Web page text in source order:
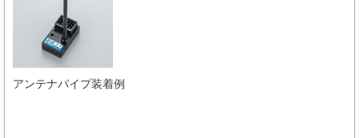
アンテナパイプ装着例